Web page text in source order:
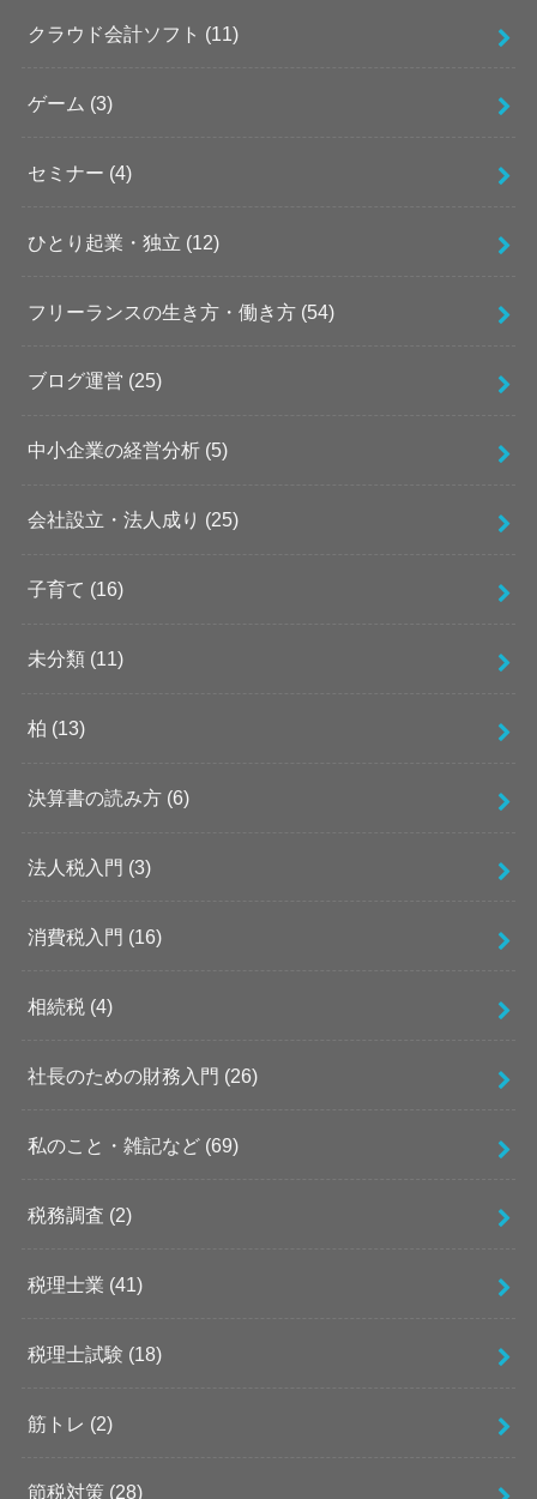
クラウド会計ソフト (11)
ゲーム (3)
セミナー (4)
ひとり起業・独立 (12)
フリーランスの生き方・働き方 (54)
ブログ運営 (25)
中小企業の経営分析 (5)
会社設立・法人成り (25)
子育て (16)
未分類 (11)
柏 (13)
決算書の読み方 (6)
法人税入門 (3)
消費税入門 (16)
相続税 (4)
社長のための財務入門 (26)
私のこと・雑記など (69)
税務調査 (2)
税理士業 (41)
税理士試験 (18)
筋トレ (2)
節税対策 (28)